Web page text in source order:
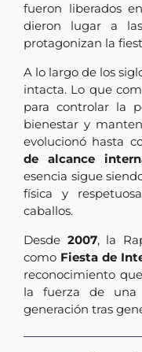
fueron liberados
dieron lugar a
protagonizan la
A lo largo de los
intacta. Lo que
para controlar la
bienestar y
evolucionó hasta
de alcance
esencia sigue
física y
caballos.
Desde 2007, la
como Fiesta de
reconocimiento
la fuerza de una
generación tras